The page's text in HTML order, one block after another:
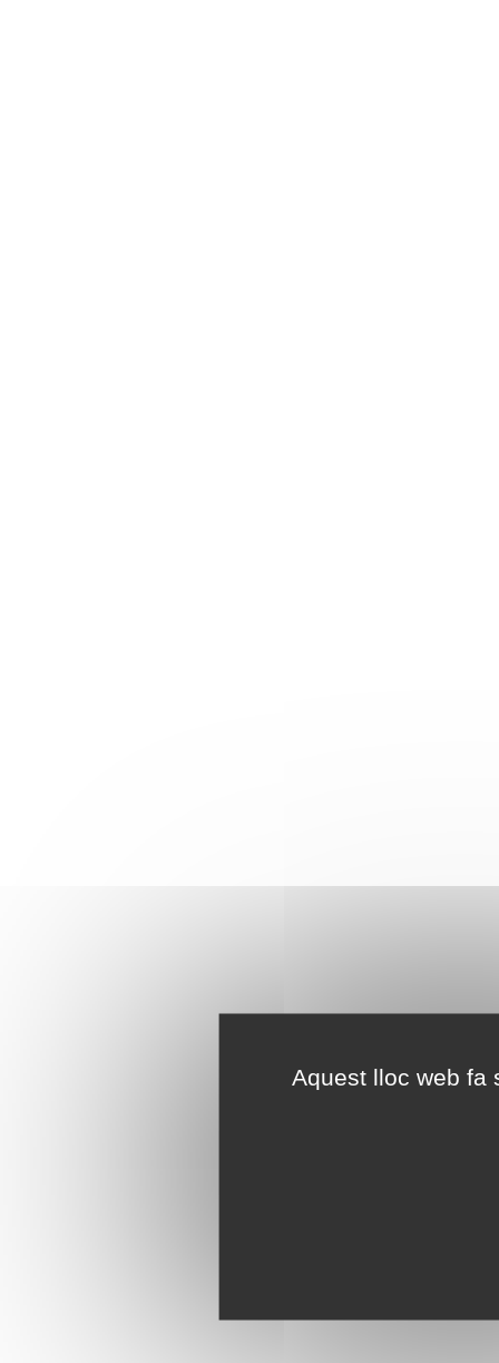
Aquest lloc web fa